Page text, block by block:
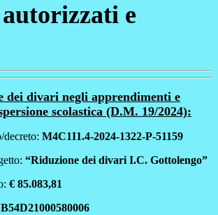
e
dei divari negli apprendimenti e
scolastica (D.M. 19/2024):
decreto: M4C1I1.4-2024-1322-P-51159
“Riduzione dei divari I.C. Gottolengo”
€ 85.083,81
B54D21000580006